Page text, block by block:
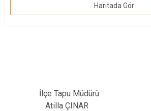
Haritada Gör
İlçe Tapu Müdürü
Atilla ÇINAR